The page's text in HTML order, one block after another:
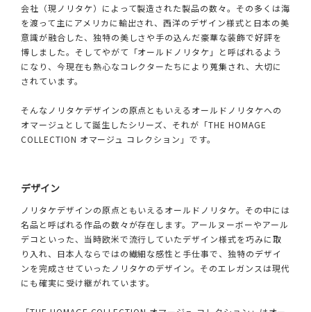
会社（現ノリタケ）によって製造された製品の数々。その多くは海
を渡って主にアメリカに輸出され、西洋のデザイン様式と日本の美
意識が融合した、独特の美しさや手の込んだ豪華な装飾で好評を
博しました。そしてやがて「オールドノリタケ」と呼ばれるよう
になり、今現在も熱心なコレクターたちにより蒐集され、大切に
されています。
そんなノリタケデザインの原点ともいえるオールドノリタケへの
オマージュとして誕生したシリーズ、それが「THE HOMAGE
COLLECTION オマージュ コレクション」です。
デザイン
ノリタケデザインの原点ともいえるオールドノリタケ。その中には
名品と呼ばれる作品の数々が存在します。アールヌーボーやアール
デコといった、当時欧米で流行していたデザイン様式を巧みに取
り入れ、日本人ならではの繊細な感性と手仕事で、独特のデザイ
ンを完成させていったノリタケのデザイン。そのエレガンスは現代
にも確実に受け継がれています。